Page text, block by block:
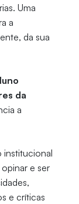
Uma
a
da sua
da
a
institucional
e ser
e críticas